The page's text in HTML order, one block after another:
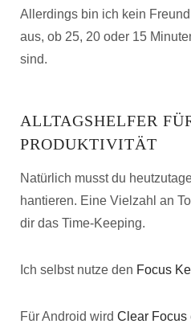
Allerdings bin ich kein
aus, ob 25, 20 oder 15
sind.
ALLTAGSHELFER
PRODUKTIVITÄT
Natürlich musst du
hantieren. Eine Vielzahl an
dir das Time-Keeping.
Ich selbst nutze den Focus
Für Android wird Clear Focus